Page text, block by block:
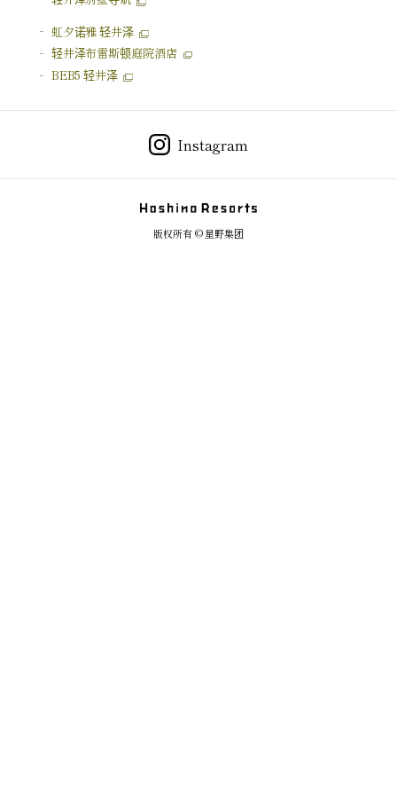
虹夕诺雅 轻井泽
轻井泽布雷斯顿庭院酒店
BEB5 轻井泽
Instagram
版权所有 © 星野集团